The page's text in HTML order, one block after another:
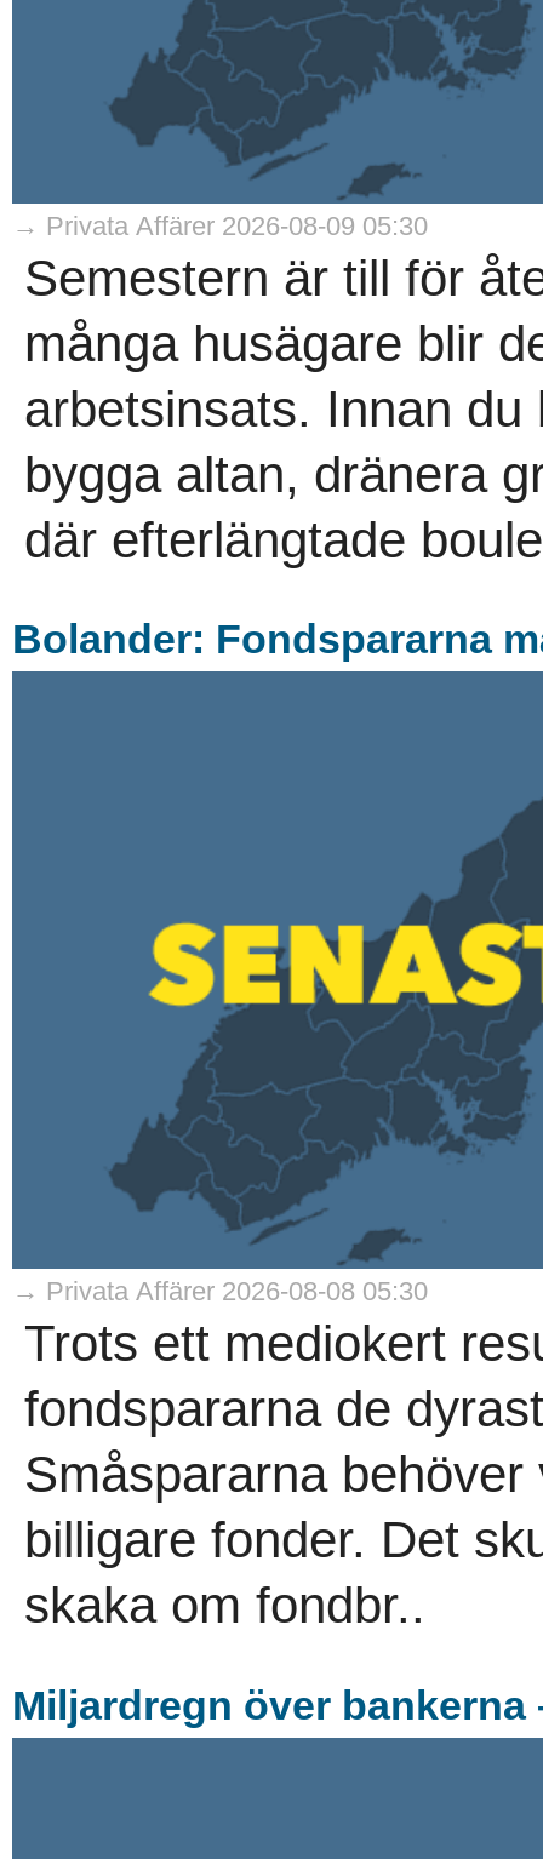
→ Privata Affärer 2026-08-09 05:30
Semestern är till för
många husägare blir
arbetsinsats. Innan
bygga altan, dränera
där efterlängtade
Bolander: Fondspararna
→ Privata Affärer 2026-08-08 05:30
Trots ett mediokert
fondspararna de
Småspararna
billigare fonder. Det
skaka om fondbr..
Miljardregn över